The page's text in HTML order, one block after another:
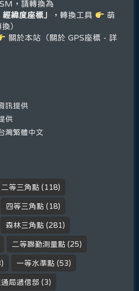
，請轉換為
緯度座標」
，轉換工具
萌
）
關於本站（關於 GPS座標 - 詳
訊提供
供
灣繁體中文
二等三角點 (118)
四等三角點 (18)
森林三角點 (281)
二等聯勤測量點 (25)
一等水準點 (53)
通局遞信部 (3)